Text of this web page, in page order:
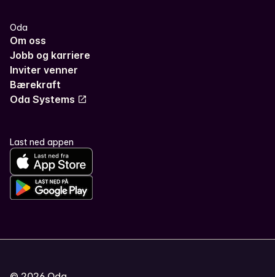
Oda
Om oss
Jobb og karriere
Inviter venner
Bærekraft
Oda Systems
Last ned appen